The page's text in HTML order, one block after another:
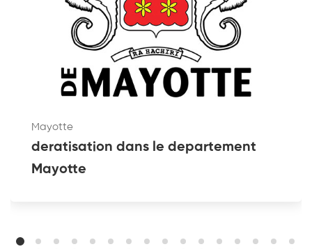
Mayotte
deratisation dans le departement
Mayotte